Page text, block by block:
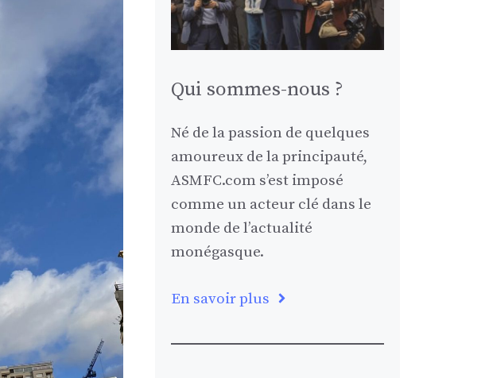
Qui sommes-nous ?
Né de la passion de quelques
amoureux de la principauté,
ASMFC.com s’est imposé
comme un acteur clé dans le
monde de l’actualité
monégasque.
En savoir plus